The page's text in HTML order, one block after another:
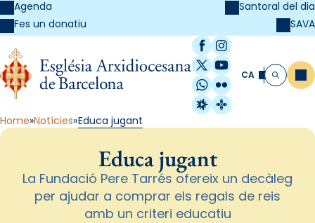
Agenda
Fes un donatiu
Santoral del dia
SAVA
Facebook
Instagram
X / Twitter
YouTube
WhatsApp
Flickr
Radio Estel
Catalunya
CA Cerca
Home Notícies Educa jugant
Educa jugant
La Fundació Pere Tarrés ofereix un decàleg
per ajudar a comprar els regals de reis
amb un criteri educatiu